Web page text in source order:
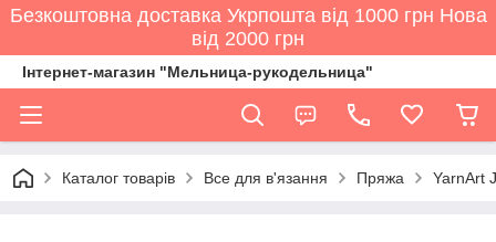
Безкоштовна доставка Укрпошта від 1000 грн Нова
від 2000 грн
Інтернет-магазин "Мельница-рукодельница"
Каталог товарів Все для в'язання Пряжа YarnArt